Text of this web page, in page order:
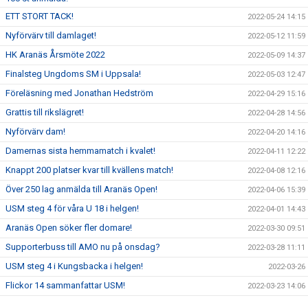
ETT STORT TACK! 2022-05-24 14:15
Nyförvärv till damlaget! 2022-05-12 11:59
HK Aranäs Årsmöte 2022 2022-05-09 14:37
Finalsteg Ungdoms SM i Uppsala! 2022-05-03 12:47
Föreläsning med Jonathan Hedström 2022-04-29 15:16
Grattis till rikslägret! 2022-04-28 14:56
Nyförvärv dam! 2022-04-20 14:16
Damernas sista hemmamatch i kvalet! 2022-04-11 12:22
Knappt 200 platser kvar till kvällens match! 2022-04-08 12:16
Över 250 lag anmälda till Aranäs Open! 2022-04-06 15:39
USM steg 4 för våra U 18 i helgen! 2022-04-01 14:43
Aranäs Open söker fler domare! 2022-03-30 09:51
Supporterbuss till AMO nu på onsdag? 2022-03-28 11:11
USM steg 4 i Kungsbacka i helgen! 2022-03-26
Flickor 14 sammanfattar USM! 2022-03-23 14:06